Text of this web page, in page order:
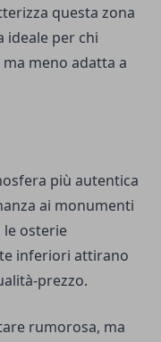
questa zona
per chi
meno adatta a
più autentica
ai monumenti
le osterie
inferiori attirano
prezzo.
rumorosa, ma